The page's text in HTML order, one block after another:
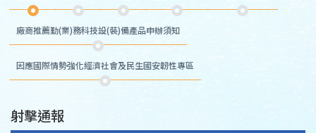
廠商推薦勤(業)務科技設(裝)備產品申辦須知
因應國際情勢強化經濟社會及民生國安韌性專區
射擊通報